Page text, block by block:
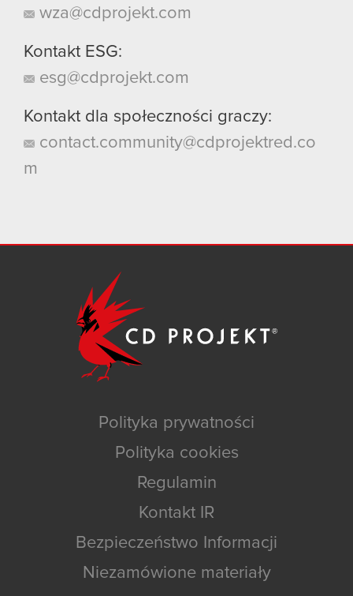
wza@cdprojekt.com
Kontakt ESG:
esg@cdprojekt.com
Kontakt dla społeczności graczy:
contact.community@cdprojektred.co
m
Polityka prywatności
Polityka cookies
Regulamin
Kontakt IR
Bezpieczeństwo Informacji
Niezamówione materiały